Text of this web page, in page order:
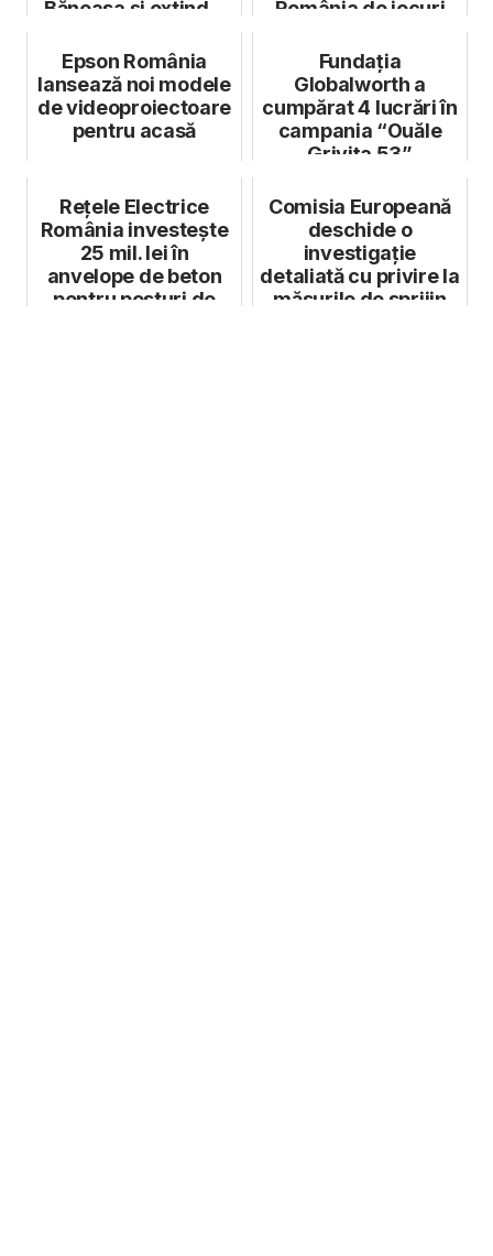
Băneasa și extind...
România de jocuri
R...
Epson România
lansează noi modele
de videoproiectoare
pentru acasă
Fundația
Globalworth a
cumpărat 4 lucrări în
campania “Ouăle
Grivița 53”
Rețele Electrice
România investește
25 mil. lei în
anvelope de beton
pentru posturi de
Comisia Europeană
deschide o
investigație
detaliată cu privire la
măsurile de sprijin